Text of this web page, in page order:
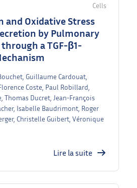
Cells
Oxidative Stress
by Pulmonary
a TGF-β1-
Guillaume Cardouat,
Coste, Paul Robillard,
Thomas Ducret, Jean-François
Isabelle Baudrimont, Roger
Christelle Guibert, Véronique
Lire la suite